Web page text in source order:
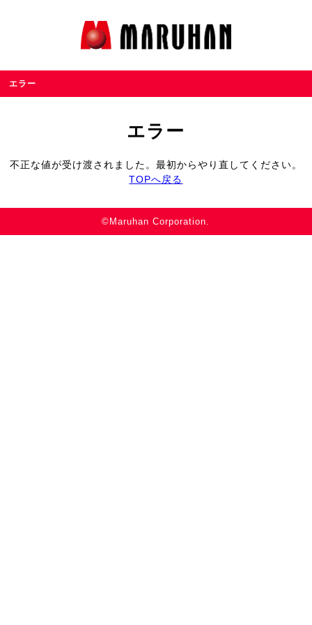
エラー
エラー
不正な値が受け渡されました。最初からやり直してください。
TOPへ戻る
©Maruhan Corporation.